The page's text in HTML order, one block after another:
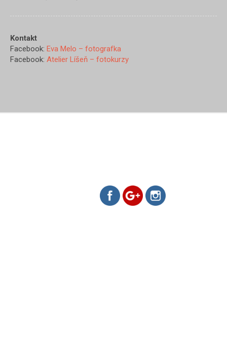
Kontakt
Facebook: Eva Melo – fotografka
Facebook: Atelier Líšeň – fotokurzy